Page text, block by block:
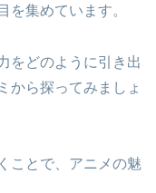
を集めています。
をどのように引き出
から探ってみましょ
ことで、アニメの魅